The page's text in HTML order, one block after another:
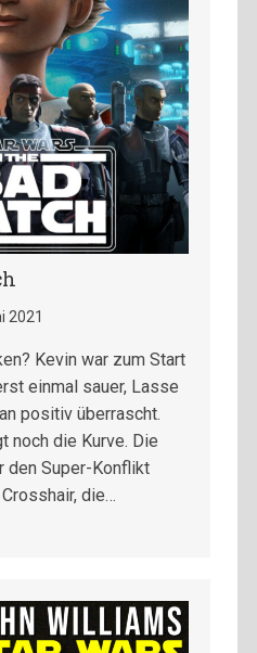
2021
Kevin war zum Start
einmal sauer, Lasse
positiv überrascht.
noch die Kurve. Die
den Super-Konflikt
die…